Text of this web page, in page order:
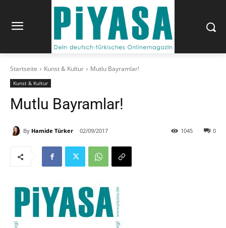
Startseite Kunst & Kultur Mutlu Bayramlar!
Kunst & Kultur
Mutlu Bayramlar!
By Hamide Türker 02/09/2017 0
1045